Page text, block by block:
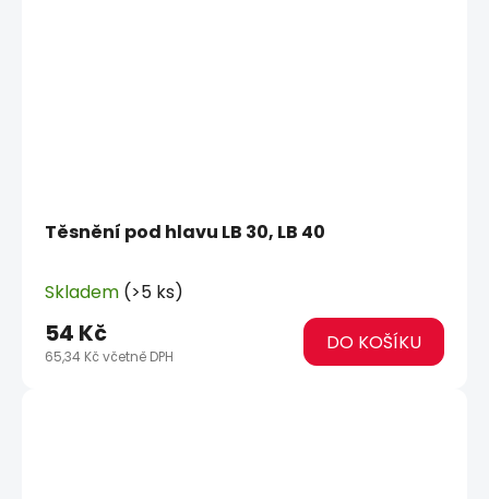
Těsnění pod hlavu LB 30, LB 40
Skladem (>5 ks)
65,34 Kč včetně DPH
54 Kč DO KOŠÍKU